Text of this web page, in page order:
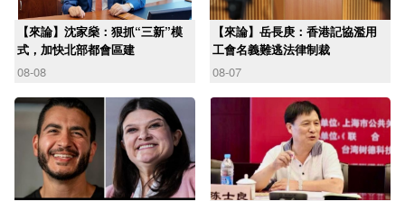
【來論】沈家燊：狠抓“三新”模
式，加快北部都會區建
08-08
【來論】岳長庚：香港記協濫用
工會名義難逃法律制裁
08-07